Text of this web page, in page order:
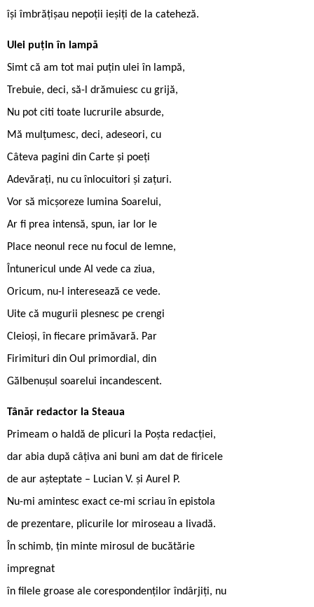
își îmbrățișau nepoții ieșiți de la cateheză.
Ulei puțin în lampă
Simt că am tot mai puțin ulei în lampă,
Trebuie, deci, să-l drămuiesc cu grijă,
Nu pot citi toate lucrurile absurde,
Mă mulțumesc, deci, adeseori, cu
Câteva pagini din Carte și poeți
Adevărați, nu cu înlocuitori și zațuri.
Vor să micșoreze lumina Soarelui,
Ar fi prea intensă, spun, iar lor le
Place neonul rece nu focul de lemne,
Întunericul unde AI vede ca ziua,
Oricum, nu-l interesează ce vede.
Uite că mugurii plesnesc pe crengi
Cleioși, în fiecare primăvară. Par
Firimituri din Oul primordial, din
Gălbenușul soarelui incandescent.
Tânăr redactor la Steaua
Primeam o haldă de plicuri la Poșta redacției,
dar abia după câțiva ani buni am dat de firicele
de aur așteptate – Lucian V. și Aurel P.
Nu-mi amintesc exact ce-mi scriau în epistola
de prezentare, plicurile lor miroseau a livadă.
În schimb, țin minte mirosul de bucătărie
impregnat
în filele groase ale corespondenților îndârjiți, nu